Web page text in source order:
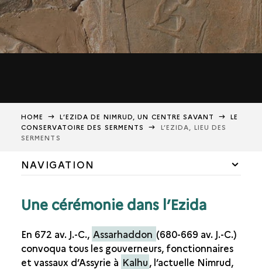
HOME L’EZIDA DE NIMRUD, UN CENTRE SAVANT
LE
CONSERVATOIRE DES SERMENTS
L’EZIDA, LIEU DES
SERMENTS
NAVIGATION
RECRÉER L’EZIDA
NABU, DIEU DES SCRIBES
LA BIBLIOTHÈQUE DE L’EZIDA
Une cérémonie dans l’Ezida
En 672 av. J.-C., Assarhaddon (680-669 av. J.-C.)
convoqua tous les gouverneurs, fonctionnaires
et vassaux d’Assyrie à Kalhu, l’actuelle Nimrud,